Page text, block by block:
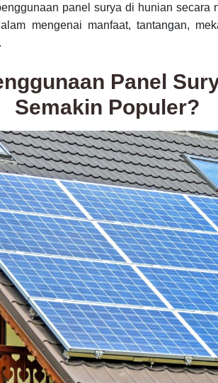
panel surya di hunian secara
mengenai manfaat, tantangan,
Panel
Semakin Populer?